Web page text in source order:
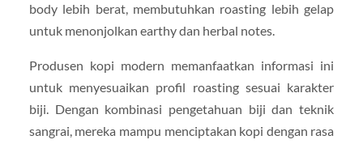
body lebih berat, membutuhkan roasting lebih gelap
untuk menonjolkan earthy dan herbal notes.
Produsen kopi modern memanfaatkan informasi ini
untuk menyesuaikan profil roasting sesuai karakter
biji. Dengan kombinasi pengetahuan biji dan teknik
sangrai, mereka mampu menciptakan kopi dengan rasa